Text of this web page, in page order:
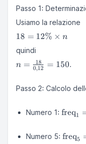
Passo 1:
Usiamo la relazione
18 =
\times
n
18 = 12% × n
quindi
n =
\frac{18}
= 150
n = 0,12
18 = 150.
Passo 2: Calcolo
Numero 1:
36
freq1
Numero 5: freq5